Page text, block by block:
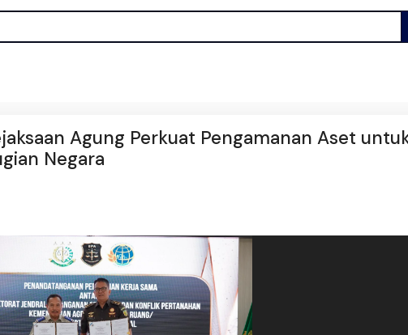
Agung Perkuat Pengamanan Aset
Negara